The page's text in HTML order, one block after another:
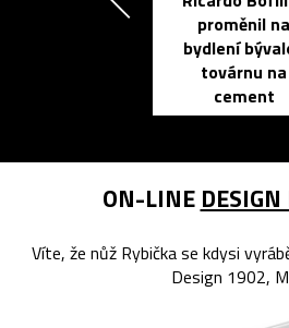
proměnil na
bydlení
továrnu na
cement
ON-LINE
Víte, že nůž Rybička se kdysi
Design 1902,